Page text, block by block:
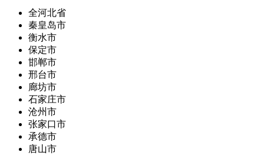
全河北省
秦皇岛市
衡水市
保定市
邯郸市
邢台市
廊坊市
石家庄市
沧州市
张家口市
承德市
唐山市